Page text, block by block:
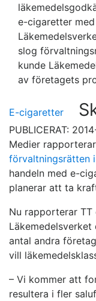
e-cigaretter
slog
kunde
av företagets
E-cigaretter
PUBLICERAT:
Medier
förvaltningsrätten
handeln med e-
planerar att ta
Nu rapporterar TT
antal andra
vill
– Vi kommer att
resultera i fler